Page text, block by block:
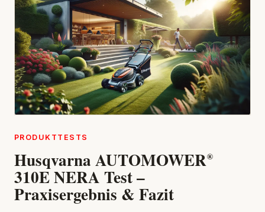
PRODUKTTESTS
Husqvarna AUTOMOWER®
310E NERA Test –
Praxisergebnis & Fazit